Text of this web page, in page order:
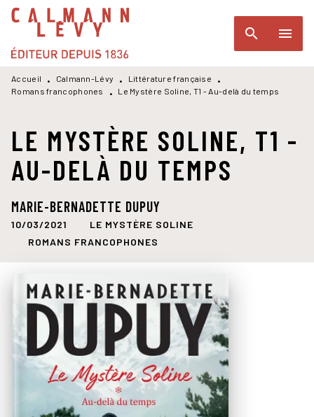
MENU RECHERCHE
PIED DE PAGE
search menu
Accueil • Calmann-Lévy • Littérature française
•
Romans francophones
• Le Mystère Soline, T1 - Au-delà du temps
LE MYSTÈRE SOLINE, T1 -
AU-DELÀ DU TEMPS
MARIE-BERNADETTE DUPUY
10/03/2021
LE MYSTÈRE SOLINE
ROMANS FRANCOPHONES